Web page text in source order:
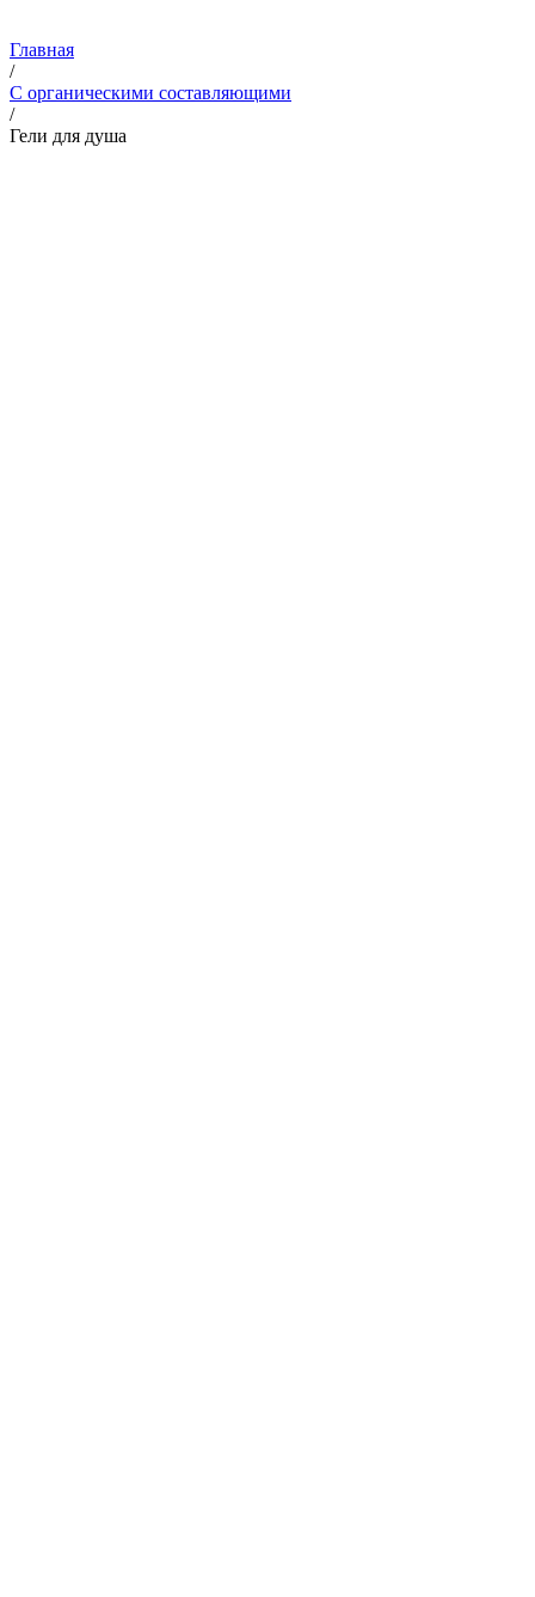
Главная
/
С органическими составляющими
/
Гели для душа